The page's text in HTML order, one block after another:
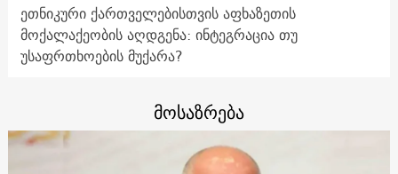
ეთნიკური ქართველებისთვის აფხაზეთის
მოქალაქეობის აღდგენა: ინტეგრაცია თუ
უსაფრთხოების მუქარა?
მოსაზრება